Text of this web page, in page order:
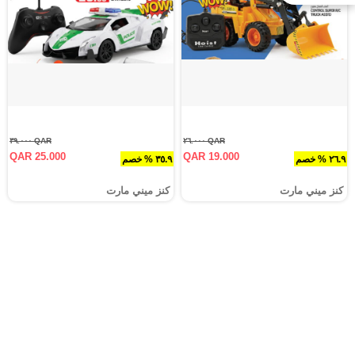
٢٦.٩ % خصم
QAR ٢٦.٠٠٠
QAR 19.000
كنز ميني مارت
٣٥.٩ % خصم
QAR ٣٩.٠٠٠
QAR 25.000
كنز ميني مارت